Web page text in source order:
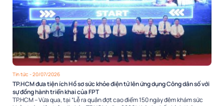
Tin tức - 20/07/2026
TP.HCM đưa tiện ích Hồ sơ sức khỏe điện tử lên ứng dụng Công dân số với
sự đồng hành triển khai của FPT
TP.HCM – Vừa qua, tại “Lễ ra quân đợt cao điểm 150 ngày đêm khám sức